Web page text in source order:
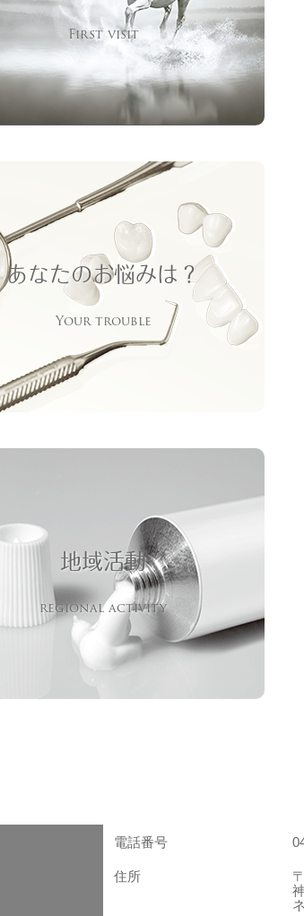
First visit
あなたのお悩みは？
Your trouble
地域活動
regional activity
電話番号
住所